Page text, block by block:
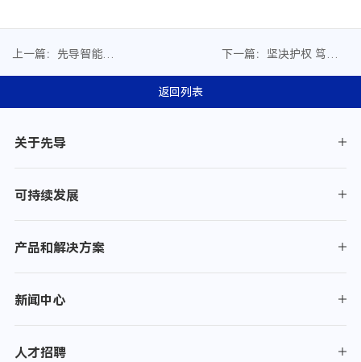
上一篇：先导智能
下一篇：坚决护权 笃行创
返回列表
关于先导
可持续发展
产品和解决方案
新闻中心
人才招聘